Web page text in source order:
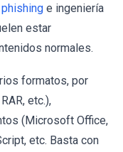
phishing e ingeniería
estar
normales.
formatos, por
etc.),
(Microsoft Office,
etc. Basta con